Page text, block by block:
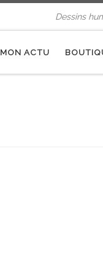
Dessins
MON ACTU